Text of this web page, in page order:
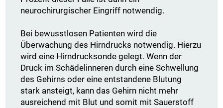
neurochirurgischer Eingriff notwendig.
Bei bewusstlosen Patienten wird die
Überwachung des Hirndrucks notwendig. Hierzu
wird eine Hirndrucksonde gelegt. Wenn der
Druck im Schädelinneren durch eine Schwellung
des Gehirns oder eine entstandene Blutung
stark ansteigt, kann das Gehirn nicht mehr
ausreichend mit Blut und somit mit Sauerstoff